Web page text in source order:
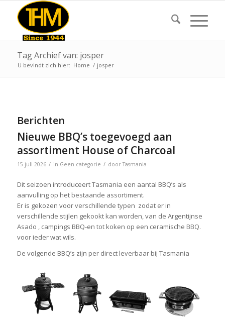
Tag Archief van: josper
U bevindt zich hier: Home / josper
Berichten
Nieuwe BBQ’s toegevoegd aan
assortiment House of Charcoal
15 juli 2026 / in Geen categorie / doorTasmania
Dit seizoen introduceert Tasmania een aantal BBQ’s als
aanvulling op het bestaande assortiment.
Er is gekozen voor verschillende typen zodat er in
verschillende stijlen gekookt kan worden, van de Argentijnse
Asado , campings BBQ-en tot koken op een ceramische BBQ.
voor ieder wat wils.
De volgende BBQ’s zijn per direct leverbaar bij Tasmania